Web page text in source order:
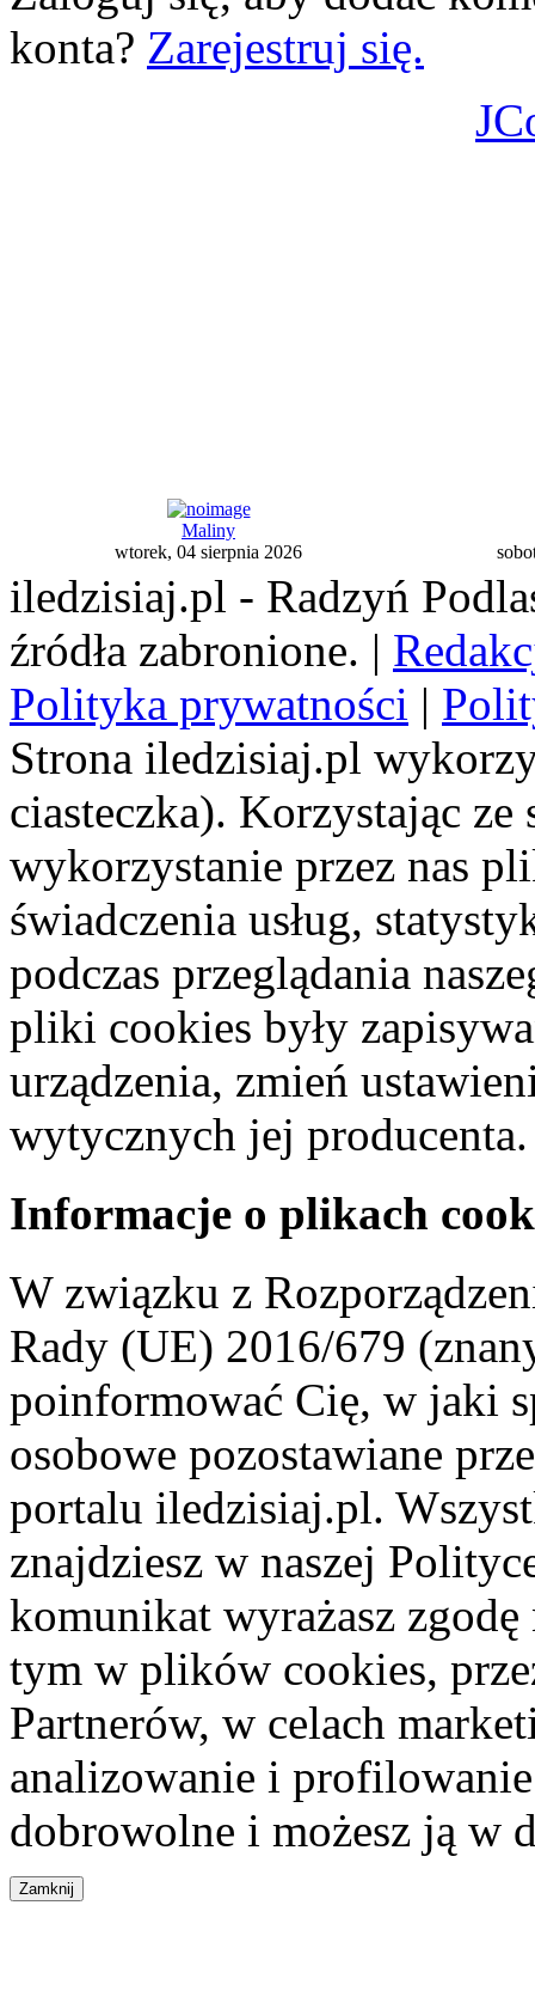
konta? Zarejestruj się.
Maliny
wtorek, 04 sierpnia 2026
iledzisiaj.pl - Radzyń
źródła zabronione. |
Polityka prywatności |
Strona iledzisiaj.pl
ciasteczka). Korzystając
wykorzystanie przez nas
świadczenia usług,
podczas przeglądania
pliki cookies były
urządzenia, zmień
wytycznych jej producenta.
Informacje o plikach
W związku z
Rady (UE) 2016/679
poinformować Cię, w jaki
osobowe pozostawiane
portalu iledzisiaj.pl.
znajdziesz w naszej
komunikat wyrażasz
tym w plików cookies,
Partnerów, w celach
analizowanie i
dobrowolne i możesz ją w